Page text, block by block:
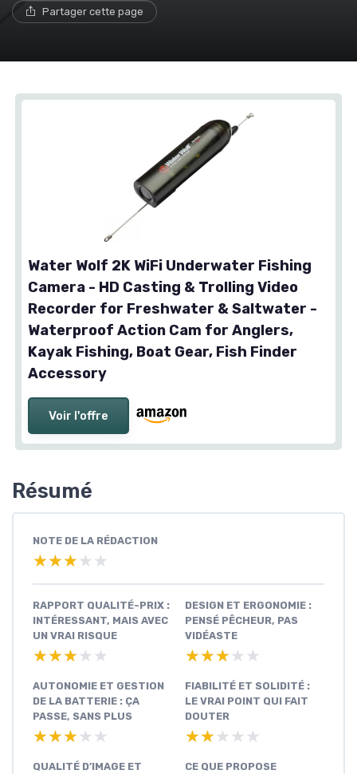
Partager cette page
Water Wolf 2K WiFi Underwater Fishing
Camera - HD Casting & Trolling Video
Recorder for Freshwater & Saltwater -
Waterproof Action Cam for Anglers,
Kayak Fishing, Boat Gear, Fish Finder
Accessory
Voir l'offre
Résumé
NOTE DE LA RÉDACTION
★★★★★
★★★★★
RAPPORT QUALITÉ-PRIX :
INTÉRESSANT, MAIS AVEC
UN VRAI RISQUE
★★★★★
★★★★★
DESIGN ET ERGONOMIE :
PENSÉ PÊCHEUR, PAS
VIDÉASTE
★★★★★
★★★★★
AUTONOMIE ET GESTION
DE LA BATTERIE : ÇA
PASSE, SANS PLUS
★★★★★
★★★★★
FIABILITÉ ET SOLIDITÉ :
LE VRAI POINT QUI FAIT
DOUTER
★★★★★
★★★★★
QUALITÉ D’IMAGE ET
CE QUE PROPOSE